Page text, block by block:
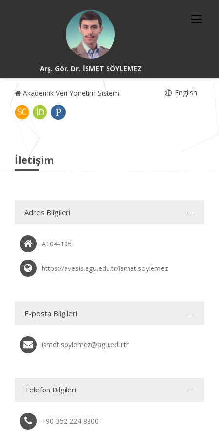
Arş. Gör. Dr. İSMET SÖYLEMEZ
Akademik Veri Yönetim Sistemi English
İletişim
Adres Bilgileri
A104-105
https://avesis.agu.edu.tr/ismet.soylemez
E-posta Bilgileri
ismet.soylemez@agu.edu.tr
Telefon Bilgileri
+90 352 224 8800